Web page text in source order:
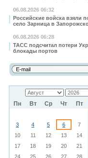
06.08.2026 06:32
Российские войска взяли
село Зарница в
06.08.2026 06:28
ТАСС подсчитал потери
блокады портов
Пн Вт Ср Чт Пт
3
4 5 6 7
10
11 12 13 14
17
18 19 20 21
24
25 26 27 28